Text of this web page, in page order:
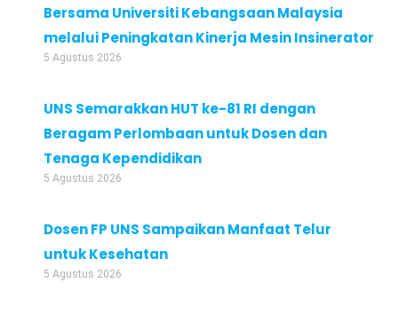
Bersama Universiti Kebangsaan Malaysia
melalui Peningkatan Kinerja Mesin Insinerator
5 Agustus 2026
UNS Semarakkan HUT ke-81 RI dengan
Beragam Perlombaan untuk Dosen dan
Tenaga Kependidikan
5 Agustus 2026
Dosen FP UNS Sampaikan Manfaat Telur
untuk Kesehatan
5 Agustus 2026